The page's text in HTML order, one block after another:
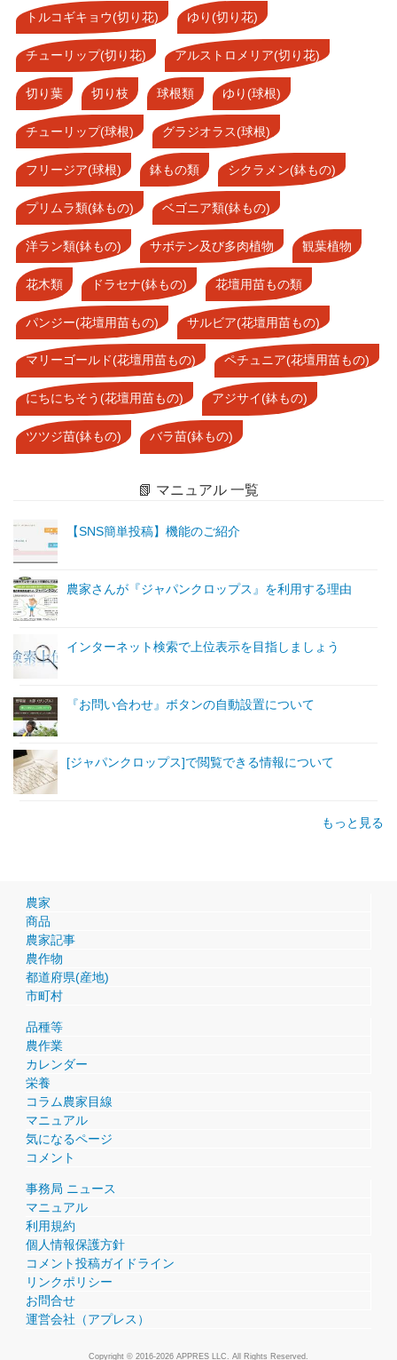
トルコギキョウ(切り花) ゆり(切り花)
チューリップ(切り花) アルストロメリア(切り花)
切り葉 切り枝 球根類 ゆり(球根)
チューリップ(球根) グラジオラス(球根)
フリージア(球根) 鉢もの類 シクラメン(鉢もの)
プリムラ類(鉢もの) ベゴニア類(鉢もの)
洋ラン類(鉢もの) サボテン及び多肉植物 観葉植物
花木類 ドラセナ(鉢もの) 花壇用苗もの類
パンジー(花壇用苗もの) サルビア(花壇用苗もの)
マリーゴールド(花壇用苗もの) ペチュニア(花壇用苗もの)
にちにちそう(花壇用苗もの) アジサイ(鉢もの)
ツツジ苗(鉢もの) バラ苗(鉢もの)
📗 マニュアル 一覧
【SNS簡単投稿】機能のご紹介
農家さんが『ジャパンクロップス』を利用する理由
インターネット検索で上位表示を目指しましょう
『お問い合わせ』ボタンの自動設置について
[ジャパンクロップス]で閲覧できる情報について
もっと見る
農家
商品
農家記事
農作物
都道府県(産地)
市町村
品種等
農作業
カレンダー
栄養
コラム農家目線
マニュアル
気になるページ
コメント
事務局 ニュース
マニュアル
利用規約
個人情報保護方針
コメント投稿ガイドライン
リンクポリシー
お問合せ
運営会社（アプレス）
Copyright © 2016-2026 APPRES LLC. All Rights Reserved.